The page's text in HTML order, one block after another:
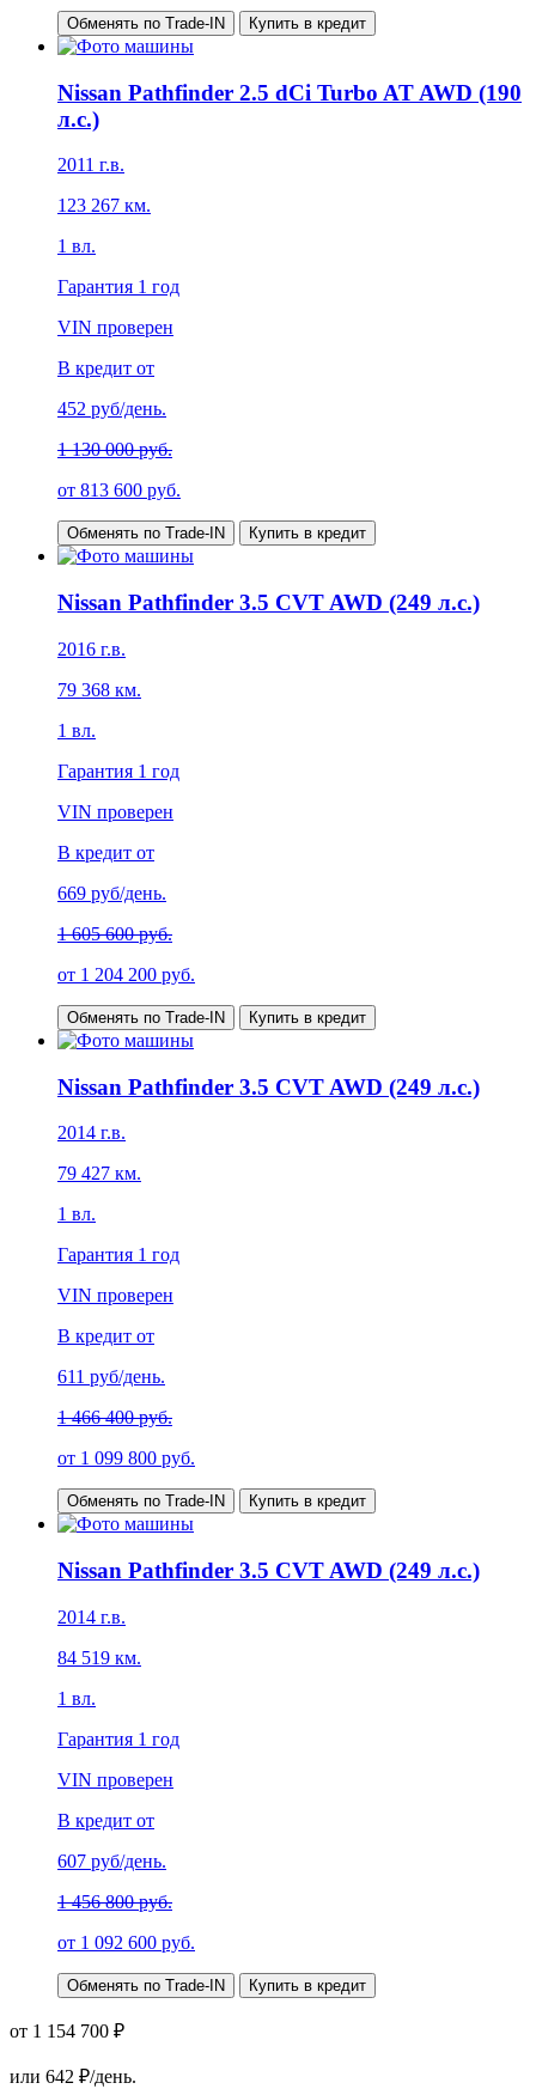
Обменять по Trade-IN Купить в кредит
Nissan Pathfinder 2.5 dCi Turbo AT AWD (190
л.с.)
2011 г.в.
123 267 км.
1 вл.
Гарантия 1 год
VIN проверен
В кредит от
452 руб/день.
1 130 000 руб.
от 813 600 руб.
Обменять по Trade-IN Купить в кредит
Nissan Pathfinder 3.5 CVT AWD (249 л.с.)
2016 г.в.
79 368 км.
1 вл.
Гарантия 1 год
VIN проверен
В кредит от
669 руб/день.
1 605 600 руб.
от 1 204 200 руб.
Обменять по Trade-IN Купить в кредит
Nissan Pathfinder 3.5 CVT AWD (249 л.с.)
2014 г.в.
79 427 км.
1 вл.
Гарантия 1 год
VIN проверен
В кредит от
611 руб/день.
1 466 400 руб.
от 1 099 800 руб.
Обменять по Trade-IN Купить в кредит
Nissan Pathfinder 3.5 CVT AWD (249 л.с.)
2014 г.в.
84 519 км.
1 вл.
Гарантия 1 год
VIN проверен
В кредит от
607 руб/день.
1 456 800 руб.
от 1 092 600 руб.
Обменять по Trade-IN Купить в кредит
от 1 154 700 ₽
или 642 ₽/день.